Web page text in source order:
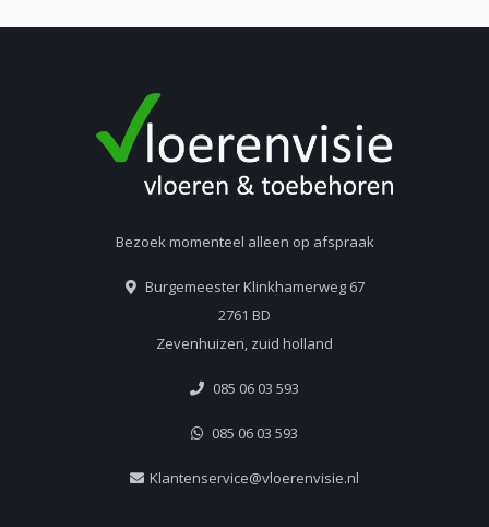
Bezoek momenteel alleen op afspraak
Burgemeester Klinkhamerweg 67
2761 BD
Zevenhuizen, zuid holland
085 06 03 593
085 06 03 593
Klantenservice@vloerenvisie.nl